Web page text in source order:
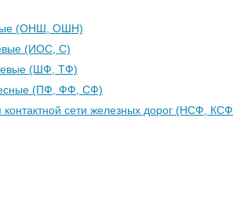
(ОНШ, ОШН)
(ИОС, С)
(ШФ, ТФ)
(ПФ, ФФ, СФ)
сети железных дорог (НСФ, КСФ,